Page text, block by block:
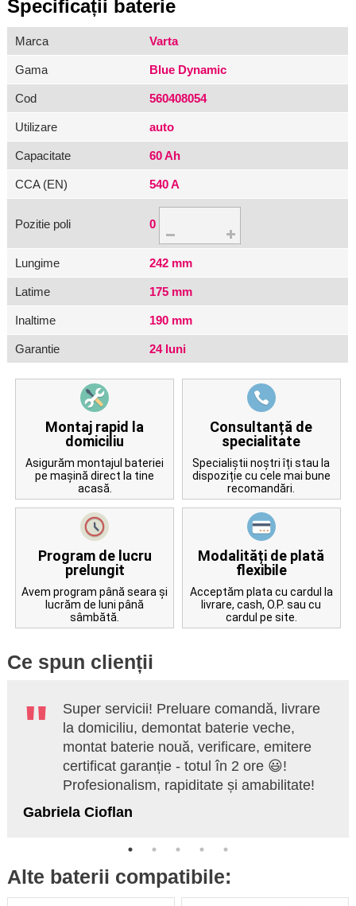
Specificații baterie
Marca Varta
Gama Blue Dynamic
Cod 560408054
Utilizare auto
Capacitate 60 Ah
CCA (EN) 540 A
Pozitie poli 0
Lungime 242 mm
Latime 175 mm
Inaltime 190 mm
Garantie 24 luni
Montaj rapid la
domiciliu
Asigurăm montajul bateriei
pe mașină direct la tine
acasă.
Consultanță de
specialitate
Specialiștii noștri îți stau la
dispoziție cu cele mai bune
recomandări.
Program de lucru
prelungit
Avem program până seara și
lucrăm de luni până
sâmbătă.
Modalități de plată
flexibile
Acceptăm plata cu cardul la
livrare, cash, O.P. sau cu
cardul pe site.
Ce spun clienții
Super servicii! Preluare comandă, livrare
la domiciliu, demontat baterie veche,
montat baterie nouă, verificare, emitere
certificat garanție - totul în 2 ore 😃!
Profesionalism, rapiditate și amabilitate!
Gabriela Cioflan
Alte baterii compatibile: